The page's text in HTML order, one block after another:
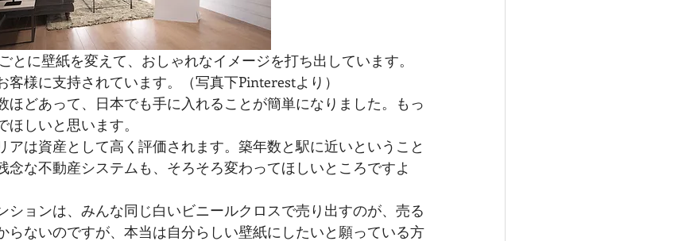
客様に支持されています。（写真下Pinterestより）
ほどあって、日本でも手に入れることが簡単になりました。もっ
しいと思います。
アは資産として高く評価されます。築年数と駅に近いということ
念な不動産システムも、そろそろ変わってほしいところですよ
ションは、みんな同じ白いビニールクロスで売り出すのが、売る
らないのですが、本当は自分らしい壁紙にしたいと願っている方